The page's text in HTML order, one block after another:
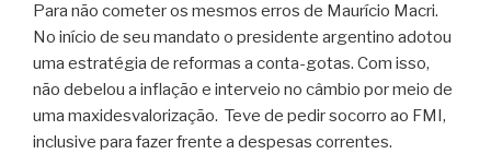
Para não cometer os mesmos erros de Maurício Macri.
No início de seu mandato o presidente argentino adotou
uma estratégia de reformas a conta-gotas. Com isso,
não debelou a inflação e interveio no câmbio por meio de
uma maxidesvalorização. Teve de pedir socorro ao FMI,
inclusive para fazer frente a despesas correntes.